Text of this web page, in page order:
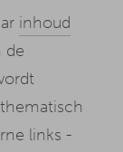
inhoud
de
links -